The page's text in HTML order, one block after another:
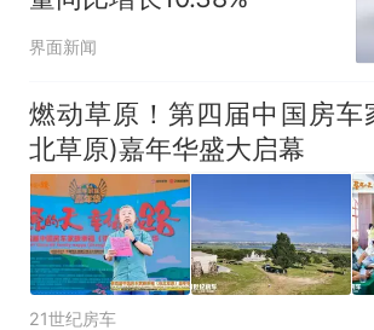
界面新闻
燃动草原！第四届中国房车
北草原)嘉年华盛大启幕
21世纪房车